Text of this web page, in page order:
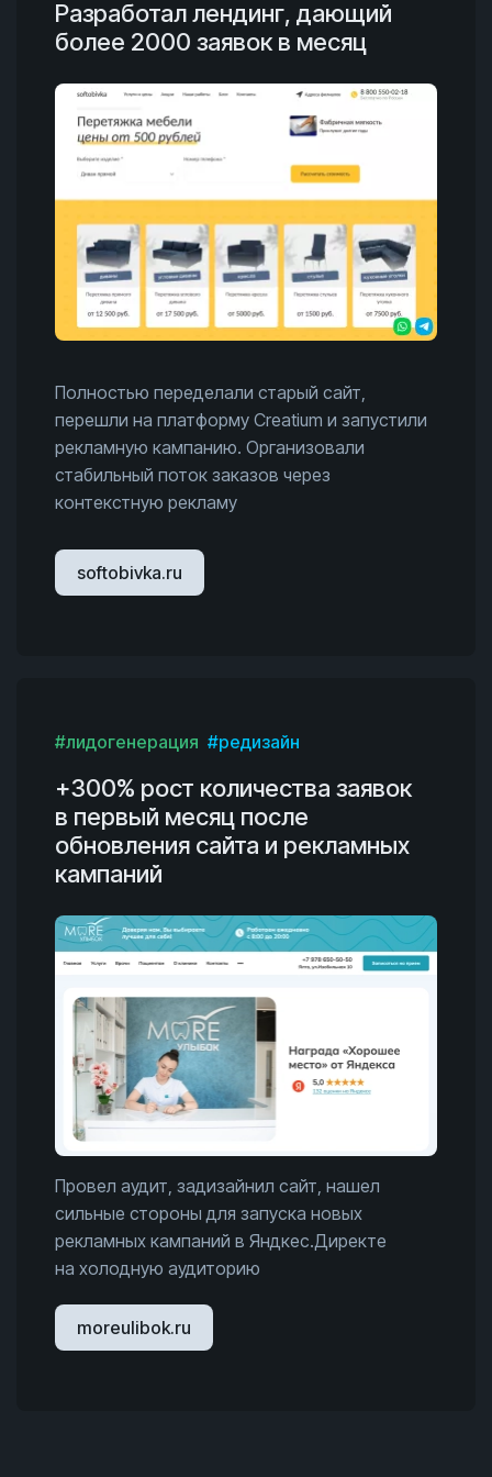
Разработал лендинг, дающий
более 2000 заявок в месяц
Полностью переделали старый сайт,
перешли на платформу Creatium и запустили
рекламную кампанию. Организовали
стабильный поток заказов через
контекстную рекламу
softobivka.ru
#лидогенерация #редизайн
+300% рост количества заявок
в первый месяц после
обновления сайта и рекламных
кампаний
Провел аудит, задизайнил сайт, нашел
сильные стороны для запуска новых
рекламных кампаний в Яндкес.Директе
на холодную аудиторию
moreulibok.ru